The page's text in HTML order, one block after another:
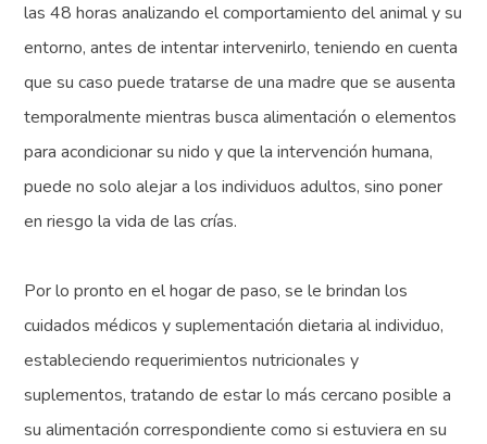
las 48 horas analizando el comportamiento del animal y su
entorno, antes de intentar intervenirlo, teniendo en cuenta
que su caso puede tratarse de una madre que se ausenta
temporalmente mientras busca alimentación o elementos
para acondicionar su nido y que la intervención humana,
puede no solo alejar a los individuos adultos, sino poner
en riesgo la vida de las crías.
Por lo pronto en el hogar de paso, se le brindan los
cuidados médicos y suplementación dietaria al individuo,
estableciendo requerimientos nutricionales y
suplementos, tratando de estar lo más cercano posible a
su alimentación correspondiente como si estuviera en su